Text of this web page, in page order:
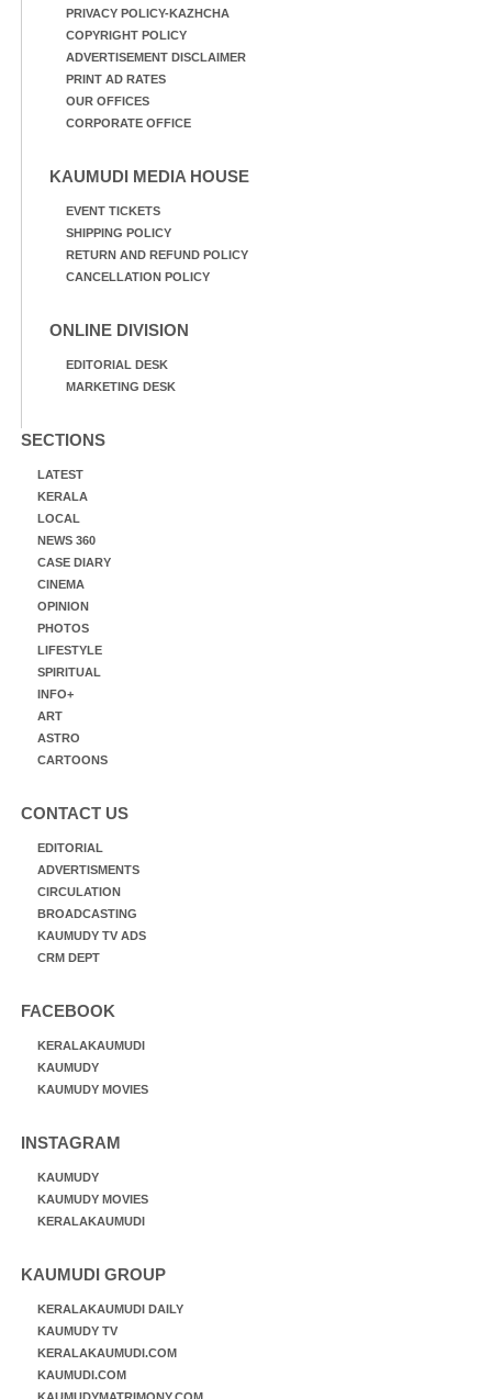
PRIVACY POLICY-KAZHCHA
COPYRIGHT POLICY
ADVERTISEMENT DISCLAIMER
PRINT AD RATES
OUR OFFICES
CORPORATE OFFICE
KAUMUDI MEDIA HOUSE
EVENT TICKETS
SHIPPING POLICY
RETURN AND REFUND POLICY
CANCELLATION POLICY
ONLINE DIVISION
EDITORIAL DESK
MARKETING DESK
SECTIONS
LATEST
KERALA
LOCAL
NEWS 360
CASE DIARY
CINEMA
OPINION
PHOTOS
LIFESTYLE
SPIRITUAL
INFO+
ART
ASTRO
CARTOONS
CONTACT US
EDITORIAL
ADVERTISMENTS
CIRCULATION
BROADCASTING
KAUMUDY TV ADS
CRM DEPT
FACEBOOK
KERALAKAUMUDI
KAUMUDY
KAUMUDY MOVIES
INSTAGRAM
KAUMUDY
KAUMUDY MOVIES
KERALAKAUMUDI
KAUMUDI GROUP
KERALAKAUMUDI DAILY
KAUMUDY TV
KERALAKAUMUDI.COM
KAUMUDI.COM